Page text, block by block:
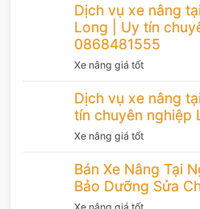
Dịch vụ xe nâng
Long | Uy tín
0868481555
Xe nâng giá tốt
Dịch vụ xe nâng
tín chuyên nghiệp
Xe nâng giá tốt
Bán Xe Nâng Tại
Bảo Dưỡng Sửa